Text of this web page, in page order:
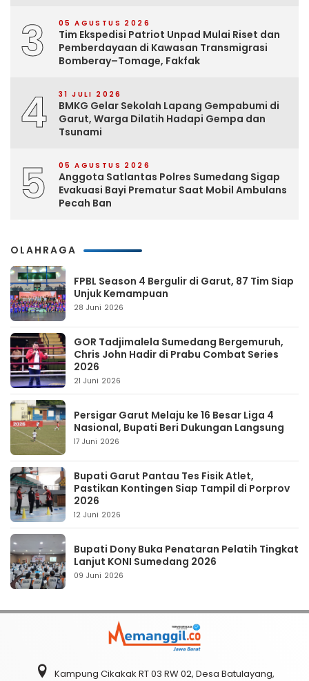
3 05 AGUSTUS 2026
Tim Ekspedisi Patriot Unpad Mulai Riset dan
Pemberdayaan di Kawasan Transmigrasi
Bomberay–Tomage, Fakfak
4 31 JULI 2026
BMKG Gelar Sekolah Lapang Gempabumi di
Garut, Warga Dilatih Hadapi Gempa dan
Tsunami
5 05 AGUSTUS 2026
Anggota Satlantas Polres Sumedang Sigap
Evakuasi Bayi Prematur Saat Mobil Ambulans
Pecah Ban
OLAHRAGA
FPBL Season 4 Bergulir di Garut, 87 Tim Siap
Unjuk Kemampuan
28 Juni 2026
GOR Tadjimalela Sumedang Bergemuruh,
Chris John Hadir di Prabu Combat Series
2026
21 Juni 2026
Persigar Garut Melaju ke 16 Besar Liga 4
Nasional, Bupati Beri Dukungan Langsung
17 Juni 2026
Bupati Garut Pantau Tes Fisik Atlet,
Pastikan Kontingen Siap Tampil di Porprov
2026
12 Juni 2026
Bupati Dony Buka Penataran Pelatih Tingkat
Lanjut KONI Sumedang 2026
09 Juni 2026
Kampung Cikakak RT 03 RW 02, Desa Batulayang,